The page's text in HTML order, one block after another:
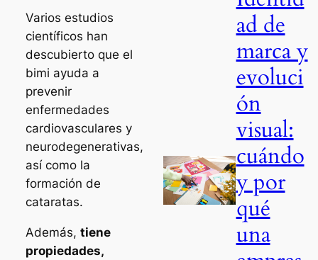
Varios estudios
científicos han
descubierto que el
bimi ayuda a
prevenir
enfermedades
cardiovasculares y
neurodegenerativas,
así como la
formación de
cataratas.
Además, tiene
propiedades,
ad de
marca y
evoluci
ón
visual:
cuándo
y por
qué
una